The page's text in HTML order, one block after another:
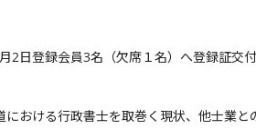
日登録会員3名（欠席１名）へ登録証交
おける行政書士を取巻く現状、他士業と